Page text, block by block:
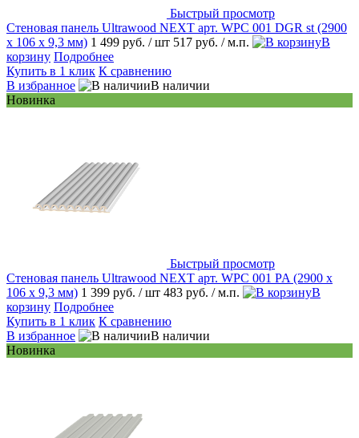
Быстрый просмотр
Стеновая панель Ultrawood NEXT арт. WPC 001 DGR st (2900
х 106 х 9,3 мм) 1 499 руб. / шт 517 руб. / м.п.
В
корзину Подробнее
Купить в 1 клик К сравнению
В избранное
В наличии
Новинка
Быстрый просмотр
Стеновая панель Ultrawood NEXT арт. WPC 001 PA (2900 х
106 х 9,3 мм) 1 399 руб. / шт 483 руб. / м.п.
В
корзину Подробнее
Купить в 1 клик К сравнению
В избранное
В наличии
Новинка